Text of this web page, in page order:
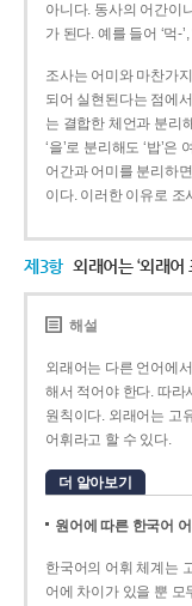
아니다. 동사의 어간이
가 된다. 예를 들어 ‘먹-
조사는 어미와 마찬가
되어 실현된다는 점에
는 결합한 체언과 분리
‘을’로 분리해도 ‘밥’
어간과 어미를 분리하
이다. 이러한 이유로 조
제3항 외래어는 ‘외래어
해설
외래어는 다른 언어에
해서 적어야 한다. 따라
원칙이다. 외래어는 고
어휘라고 할 수 있다.
더 알아보기
원어에 따른 한국어 어
한국어의 어휘 체계는
어에 차이가 있을 뿐 모